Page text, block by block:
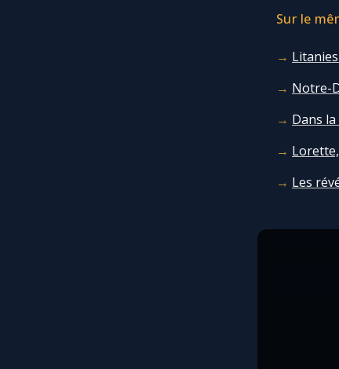
Sur le
Notre-
Dans
Les